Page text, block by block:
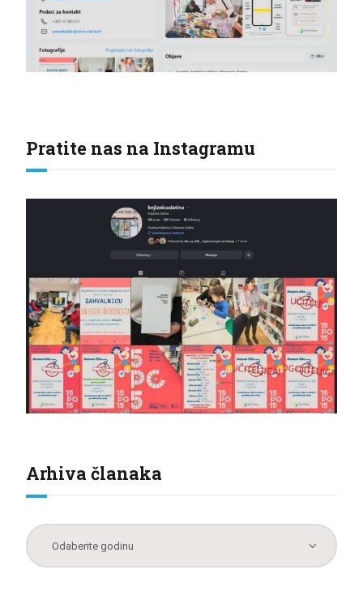
Pratite nas na Instagramu
Arhiva članaka